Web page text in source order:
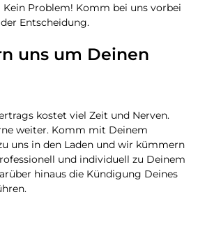
Kein Problem! Komm bei uns vorbei
Entscheidung.
uns um Deinen
kostet viel Zeit und Nerven.
weiter. Komm mit Deinem
uns in den Laden und wir kümmern
und individuell zu Deinem
hinaus die Kündigung Deines